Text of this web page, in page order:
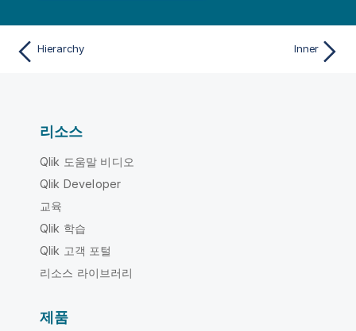
Hierarchy Inner
리소스
Qlik 도움말 비디오
Qlik Developer
교육
Qlik 학습
Qlik 고객 포털
리소스 라이브러리
제품